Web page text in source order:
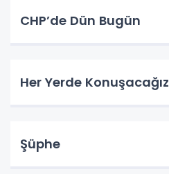
CHP’de Dün Bugün
Her Yerde Konuşacağız
Şüphe